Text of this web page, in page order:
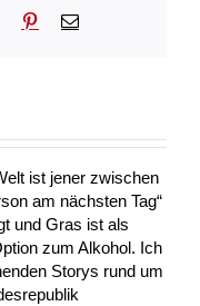
Tumblr Pinterest
E-
ist jener zwischen
am nächsten Tag“
und Gras ist als
zum Alkohol. Ich
Storys rund um